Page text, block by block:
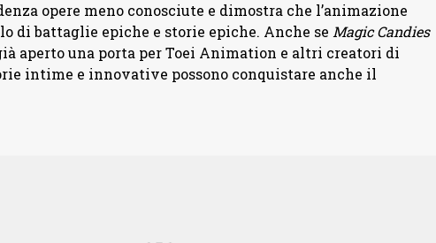
opere meno conosciute e dimostra che l’animazione
di battaglie epiche e storie epiche. Anche se Magic Candies
aperto una porta per Toei Animation e altri creatori di
intime e innovative possono conquistare anche il